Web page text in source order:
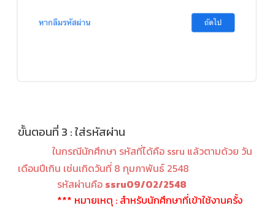
ขั้นตอนที่ 3 : ใส่รหัสผ่าน
ในกรณีนักศึกษา รหัสที่ได้คือ ssru แล้วตามด้วย วัน
เดือนปีเกิน เช่นเกิดวันที่ 8 กุมภาพันธ์ 2548
รหัสผ่านคือ ssru09/02/2548
*** หมายเหตุ : สำหรับนักศึกษาที่เข้าใช้งานครั้ง